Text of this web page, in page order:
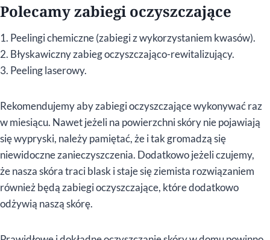
Polecamy zabiegi oczyszczające
1. Peelingi chemiczne (zabiegi z wykorzystaniem kwasów).
2. Błyskawiczny zabieg oczyszczająco-rewitalizujący.
3. Peeling laserowy.
Rekomendujemy aby zabiegi oczyszczające wykonywać raz
w miesiącu. Nawet jeżeli na powierzchni skóry nie pojawiają
się wypryski, należy pamiętać, że i tak gromadzą się
niewidoczne zanieczyszczenia. Dodatkowo jeżeli czujemy,
że nasza skóra traci blask i staje się ziemista rozwiązaniem
również będą zabiegi oczyszczające, które dodatkowo
odżywią naszą skórę.